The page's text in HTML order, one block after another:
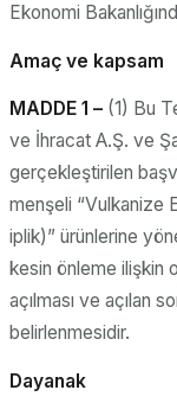
Ekonomi
Amaç ve kapsam
MADDE 1 – (1) Bu
ve İhracat A.Ş. ve
gerçekleştirilen
menşeli “Vulkanize
iplik)” ürünlerine
kesin önleme ilişkin
açılması ve açılan
belirlenmesidir.
Dayanak